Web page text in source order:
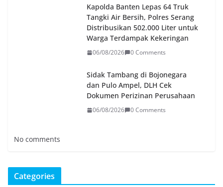
Kapolda Banten Lepas 64 Truk
Tangki Air Bersih, Polres Serang
Distribusikan 502.000 Liter untuk
Warga Terdampak Kekeringan
06/08/2026 0 Comments
Sidak Tambang di Bojonegara
dan Pulo Ampel, DLH Cek
Dokumen Perizinan Perusahaan
06/08/2026 0 Comments
No comments
Categories